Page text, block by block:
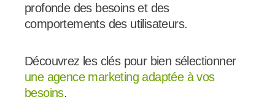
profonde des besoins et des
comportements des utilisateurs.
Découvrez les clés pour bien sélectionner
une agence marketing adaptée à vos
besoins.